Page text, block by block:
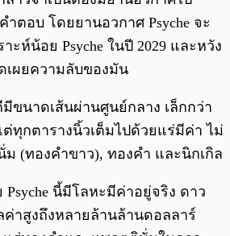
ำตอบ โดยยานอวกาศ Psyche จะ
ะห์น้อย Psyche ในปี 2029 และหวัง
ดเผยความลับของมัน
ขนาดเส้นผ่านศูนย์กลาง เล็กกว่า
ทุกตารางนิ้วเต็มไปด้วยแร่มีค่า ไม่
(ทองคำขาว), ทองคำ และนิกเกิล
นี้มีโลหะมีค่าอยู่จริง ดาว
าสูงถึงหลายล้านล้านดอลลาร์